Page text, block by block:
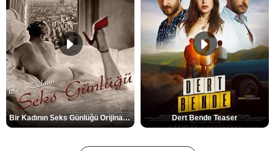
Bir Kadının Seks Günlüğü Orijinal Fragman Dert Bende Teaser